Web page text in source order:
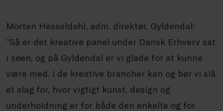
Morten Hesseldahl, adm. direktør, Gyldendal:
”Så er det kreative panel under Dansk Erhverv sat
i søen, og på Gyldendal er vi glade for at kunne
være med. I de kreative brancher kan og bør vi slå
et slag for, hvor vigtigt kunst, design og
underholdning er for både den enkelte og for